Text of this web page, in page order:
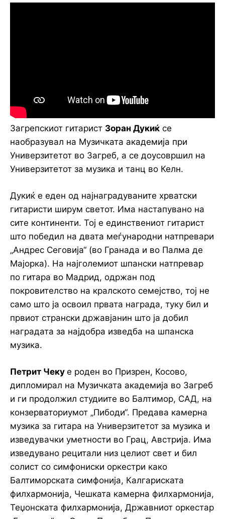
Загрепскиот гитарист Зоран Дукиќ се
наобразувал на Музичката академија при
Универзитетот во Загреб, а се доусовршил на
Универзитетот за музика и танц во Келн.
Дукиќ е еден од најнаградуваните хрватски
гитаристи ширум светот. Има настапувано на
сите континенти. Тој е единствениот гитарист
што победил на двата меѓународни натпревари
„Андрес Сеговија“ (во Гранада и во Палма де
Мајорка). На најголемиот шпански натпревар
по гитара во Мадрид, одржан под
покровителство на кралското семејство, тој не
само што ја освоил првата награда, туку бил и
првиот странски државјанин што ја добил
наградата за најдобра изведба на шпанска
музика.
Петрит Чеку е роден во Призрен, Косово,
дипломирал на Музичката академија во Загреб
и ги продолжил студиите во Балтимор, САД, на
конзерваториумот „Пибоди“. Предава камерна
музика за гитара на Универзитетот за музика и
изведувачки уметности во Грац, Австрија. Има
изведувано рецитали низ целиот свет и бил
солист со симфониски оркестри како
Балтиморската симфонија, Калгариската
филхармонија, Чешката камерна филхармонија,
Теџонската филхармонија, Државниот оркестар